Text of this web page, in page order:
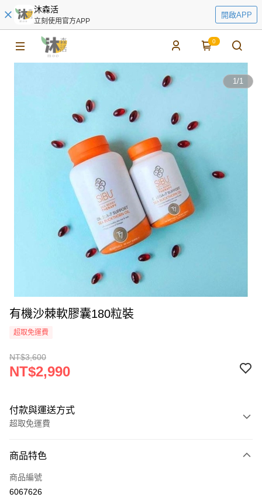
沐森活
立刻使用官方APP
開啟APP
0
1/1
有機沙棘軟膠囊180粒裝
超取免運費
NT$3,600
NT$2,990
付款與運送方式
超取免運費
信用卡一次付款
超商取貨付款
商品特色
商品編號
6067626